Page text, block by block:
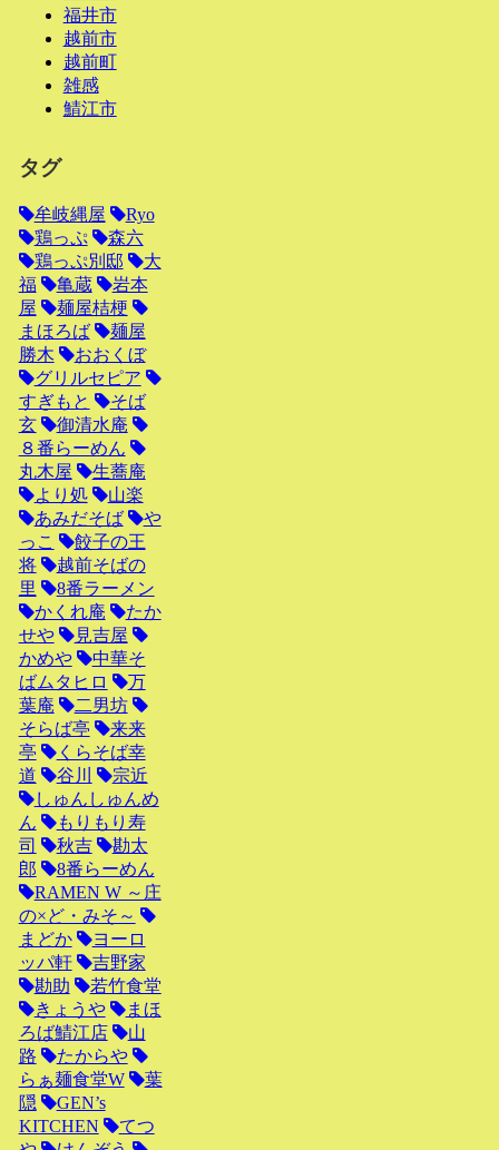
福井市
越前市
越前町
雑感
鯖江市
タグ
牟岐縄屋
Ryo
鶏っぷ
森六
鶏っぷ別邸
大
福
亀蔵
岩本
屋
麺屋桔梗
まほろば
麺屋
勝木
おおくぼ
グリルセピア
すぎもと
そば
玄
御清水庵
８番らーめん
丸木屋
生蕎庵
より処
山楽
あみだそば
や
っこ
餃子の王
将
越前そばの
里
8番ラーメン
かくれ庵
たか
せや
見吉屋
かめや
中華そ
ばムタヒロ
万
葉庵
二男坊
そらば亭
来来
亭
くらそば幸
道
谷川
宗近
しゅんしゅんめ
ん
もりもり寿
司
秋吉
勘太
郎
8番らーめん
RAMEN W ～庄
の×ど・みそ～
まどか
ヨーロ
ッパ軒
吉野家
勘助
若竹食堂
きょうや
まほ
ろば鯖江店
山
路
たからや
らぁ麺食堂W
葉
隠
GEN’s
KITCHEN
てつ